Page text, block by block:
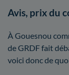
Avis, prix du
À Gouesnou
de GRDF fait
voici donc de